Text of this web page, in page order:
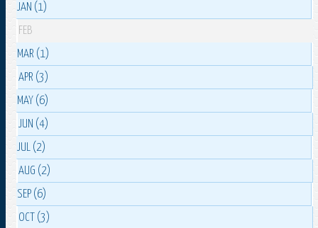
JAN (1)
FEB
MAR (1)
APR (3)
MAY (6)
JUN (4)
JUL (2)
AUG (2)
SEP (6)
OCT (3)